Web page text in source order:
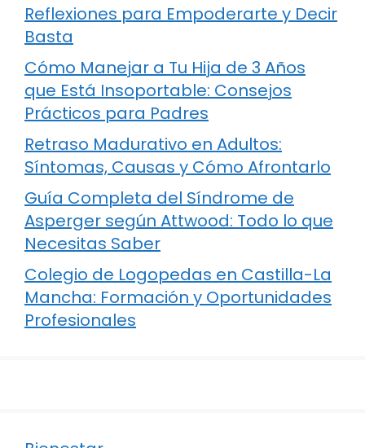
Reflexiones para Empoderarte y Decir
Basta
Cómo Manejar a Tu Hija de 3 Años
que Está Insoportable: Consejos
Prácticos para Padres
Retraso Madurativo en Adultos:
Síntomas, Causas y Cómo Afrontarlo
Guía Completa del Síndrome de
Asperger según Attwood: Todo lo que
Necesitas Saber
Colegio de Logopedas en Castilla-La
Mancha: Formación y Oportunidades
Profesionales